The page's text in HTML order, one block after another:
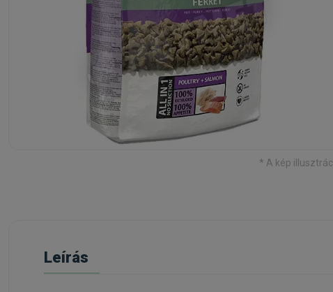
* A kép
Leírás